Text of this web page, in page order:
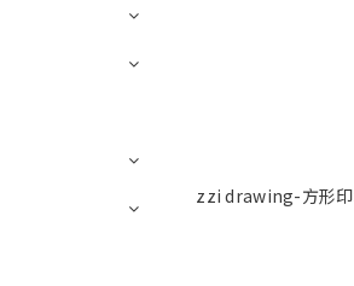
zzi drawing-方形印